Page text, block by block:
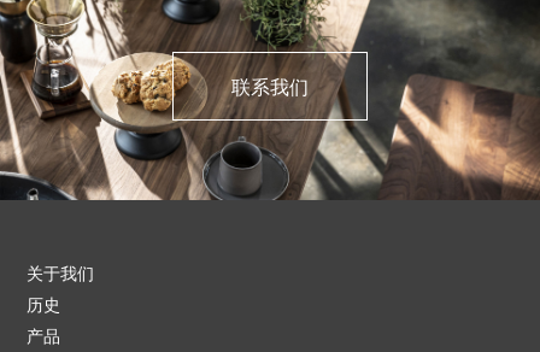
联系我们
关于我们
历史
产品